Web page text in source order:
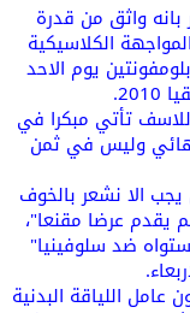
بانه واثق من قدرة
الكلاسيكية
يوم الاحد
للاسف تأتي مبكرا في
وليس في ثمن
يجب الا نشعر بالخوف
يقدم عرضا مقنعا"،
ضد سلوفينيا"
عامل اللياقة البدنية